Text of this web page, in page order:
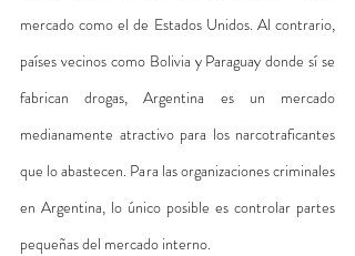
mercado como el de Estados Unidos. Al contrario,
países vecinos como Bolivia y Paraguay donde sí se
fabrican drogas, Argentina es un mercado
medianamente atractivo para los narcotraficantes
que lo abastecen. Para las organizaciones criminales
en Argentina, lo único posible es controlar partes
pequeñas del mercado interno.